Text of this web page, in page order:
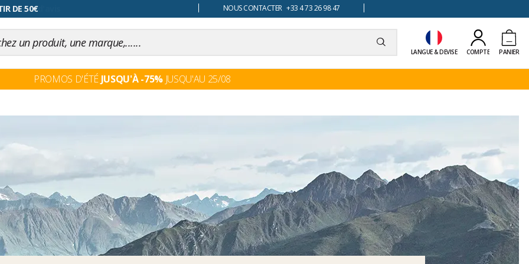
changer d'avis NOUS CONTACTER +33 4 73 26 98 47
LANGUE & DEVISE COMPTE PANIER
PROMOS D'ÉTÉ JUSQU'À -75%JUSQU'AU 25/08